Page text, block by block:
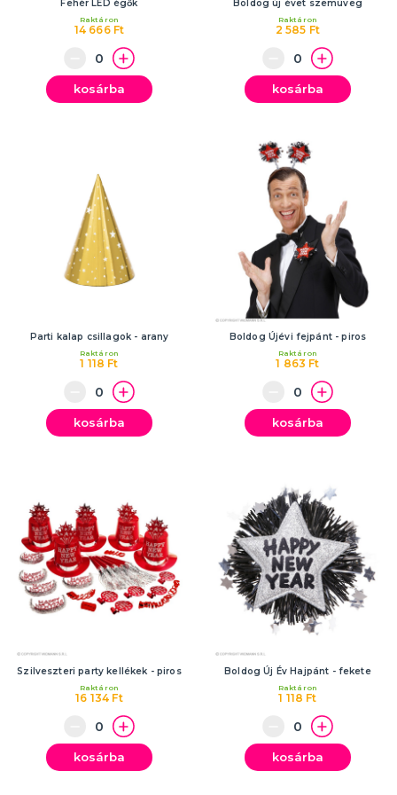
Fehér LED égők
14 666 Ft
Raktáron
kosárba
Boldog új évet szemüveg
2 585 Ft
Raktáron
kosárba
Parti kalap csillagok - arany
1 118 Ft
Raktáron
kosárba
Boldog Újévi fejpánt - piros
1 863 Ft
Raktáron
kosárba
Szilveszteri party kellékek - piros
16 134 Ft
Raktáron
kosárba
Boldog Új Év Hajpánt - fekete
1 118 Ft
Raktáron
kosárba